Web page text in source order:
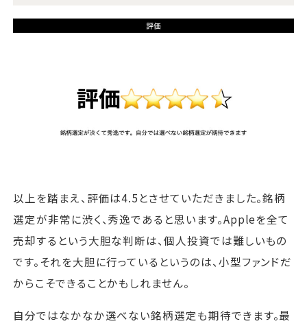
以上を踏まえ、評価は4.5とさせていただきました。銘柄
選定が非常に渋く、秀逸であると思います。Appleを全て
売却するという大胆な判断は、個人投資では難しいもの
です。それを大胆に行っているというのは、小型ファンドだ
からこそできることかもしれません。
自分ではなかなか選べない銘柄選定も期待できます。最